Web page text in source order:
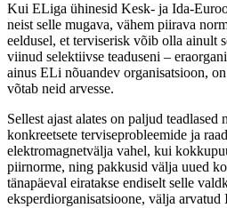
Kui ELiga ühinesid Kesk- ja Ida-
neist selle mugava, vähem piirava
eeldusel, et terviserisk võib olla ainult
viinud selektiivse teaduseni –
ainus ELi nõuandev organisatsioon,
võtab neid arvesse.
Sellest ajast alates on paljud
konkreetsete terviseprobleemide ja
elektromagnetvälja vahel, kui
piirnorme, ning pakkusid välja uued
tänapäeval eiratakse endiselt selle
eksperdiorganisatsioone, välja arvatud